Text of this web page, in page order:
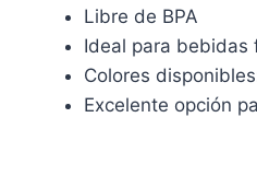
Libre de BPA
Ideal para bebidas
Colores
Excelente opción